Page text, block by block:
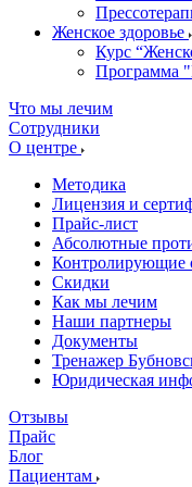
Женское здоровье
Курс
Программа
Что мы лечим
Сотрудники
О центре
Методика
Лицензия и
Прайс-лист
Абсолютные
Контролирующие
Скидки
Как мы лечим
Наши партнеры
Документы
Тренажер
Юридическая
Отзывы
Прайс
Блог
Пациентам